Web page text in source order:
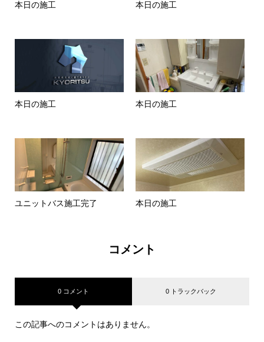
本日の施工 本日の施工
本日の施工 本日の施工
ユニットバス施工完了 本日の施工
コメント
0 コメント 0 トラックバック
この記事へのコメントはありません。